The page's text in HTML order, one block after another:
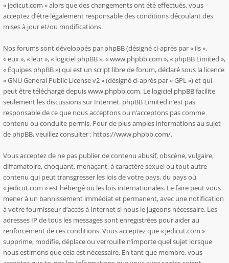
« jedicut.com » alors que des changements ont été effectués, vous
acceptez d’être légalement responsable des conditions découlant des
mises à jour et/ou modifications.
Nos forums sont développés par phpBB (désigné ci-après par « ils »,
« eux », « leur », « logiciel phpBB », « www.phpbb.com », « phpBB Limited »,
« Équipes phpBB ») qui est un script libre de forum, déclaré sous la licence
«GNU General Public License v2» (désigné ci-après par « GPL ») et qui
peut être téléchargé depuiswww.phpbb.com. Le logiciel phpBB facilite
seulement les discussions sur Internet. phpBB Limited n’est pas
responsable de ce que nous acceptons ou n’acceptons pas comme
contenu ou conduite permis. Pour de plus amples informations au sujet
de phpBB, veuillez consulter : https://www.phpbb.com/.
Vous acceptez de ne pas publier de contenu abusif, obscène, vulgaire,
diffamatoire, choquant, menaçant, à caractère sexuel ou tout autre
contenu qui peut transgresser les lois de votre pays, du pays où
« jedicut.com » est hébergé ou les lois internationales. Le faire peut vous
mener à un bannissement immédiat et permanent, avec une notification
à votre fournisseur d’accès à Internet si nous le jugeons nécessaire. Les
adresses IP de tous les messages sont enregistrées pour aider au
renforcement de ces conditions. Vous acceptez que « jedicut.com »
supprime, modifie, déplace ou verrouille n’importe quel sujet lorsque
nous estimons que cela est nécessaire. En tant que membre, vous